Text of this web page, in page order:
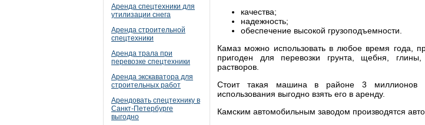
Аренда спецтехники для
утилизации снега
Аренда строительной
спецтехники
Аренда трала при
перевозке спецтехники
Аренда экскаватора для
строительных работ
Арендовать спецтехнику в
Санкт-Петербурге
выгодно
качества;
надежность;
обеспечение высокой грузоподъемности.
Камаз можно использовать в любое время года,
пригоден для перевозки грунта, щебня, глины,
растворов.
Стоит такая машина в районе 3 миллионов
использования выгодно взять его в аренду.
Камским автомобильным заводом производятся